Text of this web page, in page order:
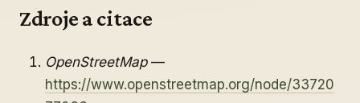
Zdroje a citace
OpenStreetMap—
https://www.openstreetmap.org/node/33720